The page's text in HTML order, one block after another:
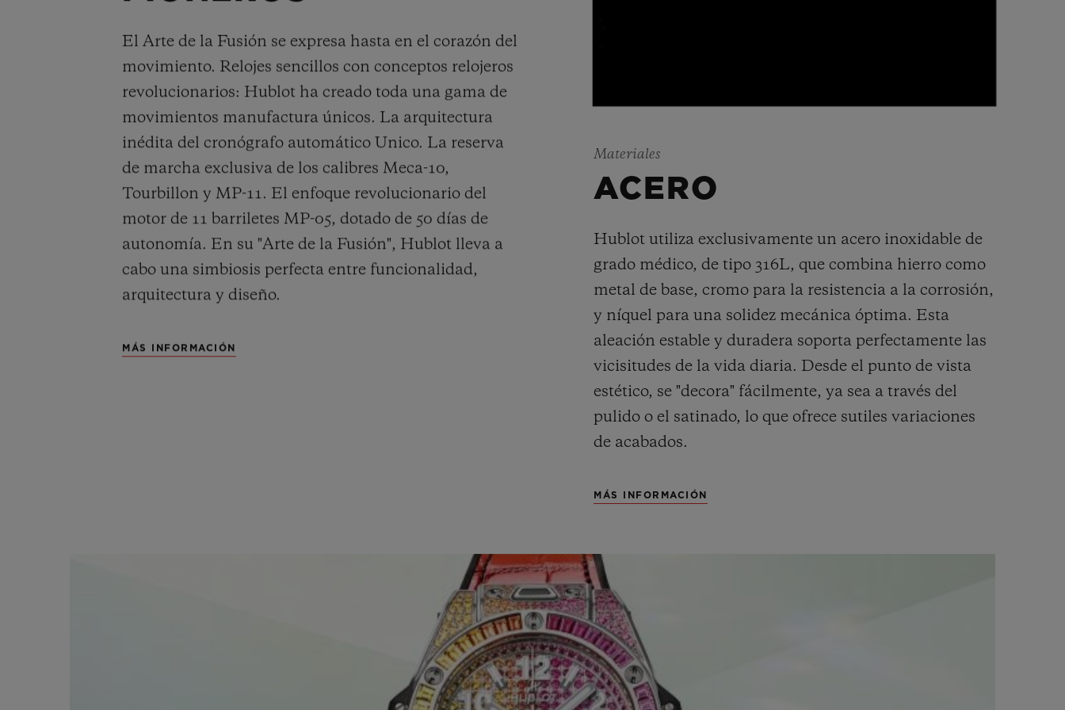
El Arte de la Fusión se expresa hasta en el corazón del
movimiento. Relojes sencillos con conceptos relojeros
revolucionarios: Hublot ha creado toda una gama de
movimientos manufactura únicos. La arquitectura
inédita del cronógrafo automático Unico. La reserva
de marcha exclusiva de los calibres Meca-10,
Tourbillon y MP-11. El enfoque revolucionario del
motor de 11 barriletes MP-05, dotado de 50 días de
autonomía. En su "Arte de la Fusión", Hublot lleva a
cabo una simbiosis perfecta entre funcionalidad,
arquitectura y diseño.
MÁS INFORMACIÓN
Materiales
ACERO
Hublot utiliza exclusivamente un acero inoxidable de
grado médico, de tipo 316L, que combina hierro como
metal de base, cromo para la resistencia a la corrosión,
y níquel para una solidez mecánica óptima. Esta
aleación estable y duradera soporta perfectamente las
vicisitudes de la vida diaria. Desde el punto de vista
estético, se "decora" fácilmente, ya sea a través del
pulido o el satinado, lo que ofrece sutiles variaciones
de acabados.
MÁS INFORMACIÓN